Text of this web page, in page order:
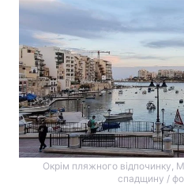
Окрім пляжного відпочинку,
спадщину /